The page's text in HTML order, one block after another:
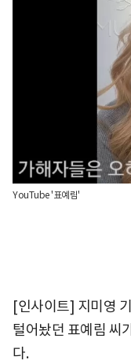
YouTube '표예림'
[인사이트] 지미영
털어놨던 표예림 씨
다.